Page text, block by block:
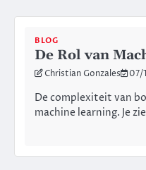
BLOG
De Rol van
Christian Gonzales 07/
De complexiteit van
machine learning. Je